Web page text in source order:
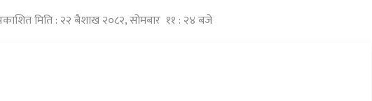
मिति : २२ बैशाख २०८२, सोमबार ११ : २४ बजे